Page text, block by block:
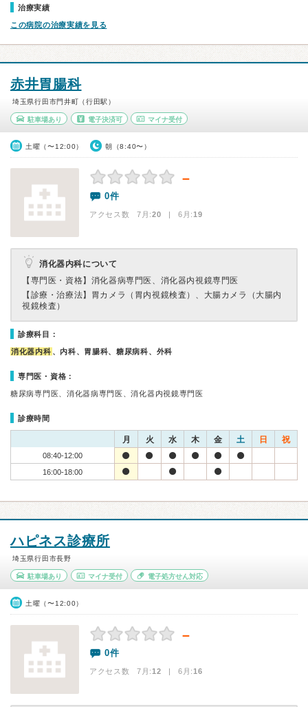
治療実績
この病院の治療実績を見る
赤井胃腸科
埼玉県行田市門井町（行田駅）
駐車場あり 電子決済可 マイナ受付
土曜（〜12:00） 朝（8:40〜）
－
0件
アクセス数 7月:20 | 6月:19
消化器内科について
【専門医・資格】 消化器病専門医、消化器内視鏡専門医
【診療・治療法】 胃カメラ（胃内視鏡検査）、大腸カメラ（大腸内
視鏡検査）
診療科目：
消化器内科 、内科、胃腸科、糖尿病科、外科
専門医・資格：
糖尿病専門医、消化器病専門医、消化器内視鏡専門医
診療時間
月 火 水 木 金 土 日 祝
08:40-12:00
16:00-18:00
ハピネス診療所
埼玉県行田市長野
駐車場あり マイナ受付 電子処方せん対応
土曜（〜12:00）
－
0件
アクセス数 7月:12 | 6月:16